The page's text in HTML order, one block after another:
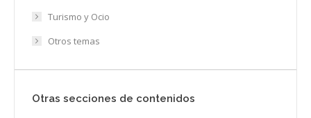
Turismo y Ocio
Otros temas
Otras secciones de contenidos